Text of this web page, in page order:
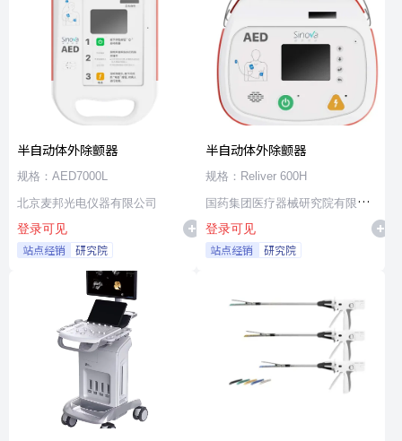
半自动体外除颤器
规格：AED7000L
北京麦邦光电仪器有限公司
登录可见
站点经销 研究院
半自动体外除颤器
规格：Reliver 600H
国药集团医疗器械研究院有限公
司
登录可见
站点经销 研究院